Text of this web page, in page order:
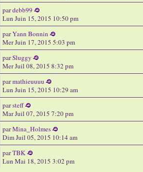
pardebb99
Lun Juin 15, 2015 10:50 pm
parYann Bonnin
Mer Juin 17, 2015 5:03 pm
parSluggy
Mer Juil 08, 2015 8:32 pm
parmathieuuuu
Lun Juin 15, 2015 10:29 am
parsteff
Mar Juil 07, 2015 7:20 pm
parMina_Holmes
Dim Juil 05, 2015 10:14 am
parTBK
Lun Mai 18, 2015 3:02 pm